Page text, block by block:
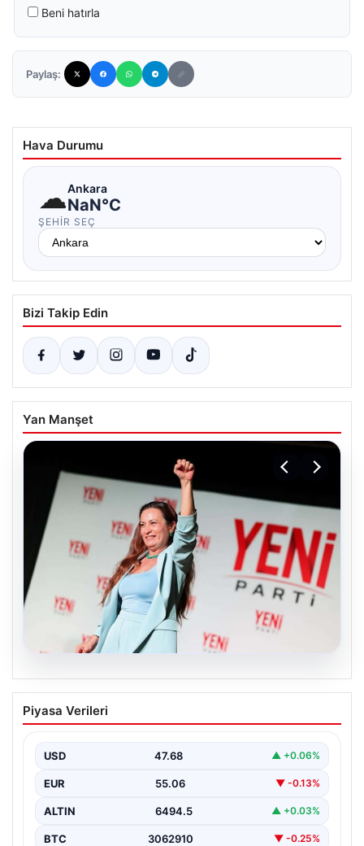
Beni hatırla
Paylaş:
Hava Durumu
☁Ankara
NaN°C
ŞEHIR SEÇ
Bizi Takip Edin
Yan Manşet
Manisa’da Rüşvet Soruşturması: Yeni
Parti İl Başkanı İlksen Özalper
Manisa'da yaşanan rüşvet operasyonu kapsamında
gözaltına…
Piyasa Verileri
USD 47.68 ▲ +0.06%
EUR 55.06 ▼ -0.13%
ALTIN 6494.5 ▲ +0.03%
BTC 3062910 ▼ -0.25%